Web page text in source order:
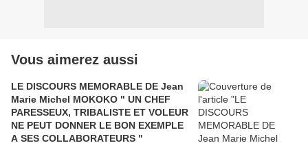
Vous aimerez aussi
LE DISCOURS MEMORABLE DE Jean
Marie Michel MOKOKO " UN CHEF
PARESSEUX, TRIBALISTE ET VOLEUR
NE PEUT DONNER LE BON EXEMPLE
A SES COLLABORATEURS "